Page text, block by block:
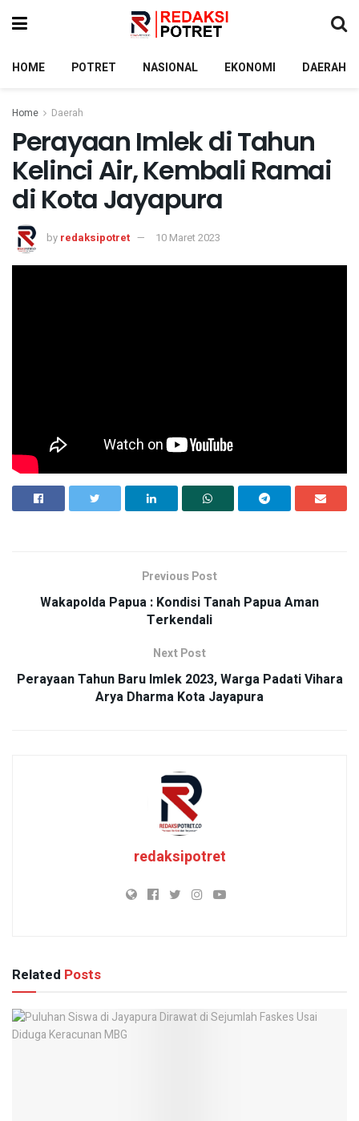
HOME POTRET NASIONAL EKONOMI DAERAH
Home Daerah
Perayaan Imlek di Tahun
Kelinci Air, Kembali Ramai
di Kota Jayapura
by redaksipotret 10 Maret 2023
Previous Post
Wakapolda Papua : Kondisi Tanah Papua Aman
Terkendali
Next Post
Perayaan Tahun Baru Imlek 2023, Warga Padati Vihara
Arya Dharma Kota Jayapura
redaksipotret
Related Posts